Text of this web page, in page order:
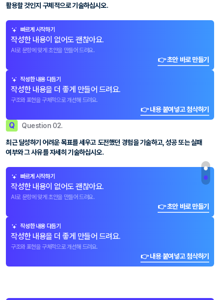
활용할 것인지 구체적으로 기술하십시오.
빠르게 시작하기
작성한 내용이 없어도 괜찮아요.
AI로 문항에 맞게 초안을 만들어 드려요.
👉 초안 바로 만들기
작성한 내용 다듬기
작성한 내용을 더 좋게 만들어 드려요.
구조와 표현을 구체적으로 개선해 드려요.
👉 내용 붙여넣고 첨삭하기
Q Question 02.
최근 달성하기 어려운 목표를 세우고 도전했던 경험을 기술하고, 성공 또는 실패
여부와 그 사유를 자세히 기술하십시오.
빠르게 시작하기
작성한 내용이 없어도 괜찮아요.
AI로 문항에 맞게 초안을 만들어 드려요.
👉 초안 바로 만들기
작성한 내용 다듬기
작성한 내용을 더 좋게 만들어 드려요.
구조와 표현을 구체적으로 개선해 드려요.
👉 내용 붙여넣고 첨삭하기